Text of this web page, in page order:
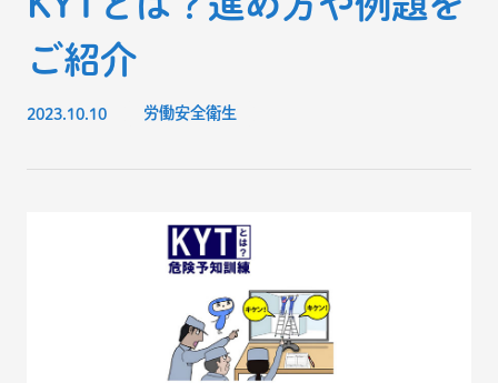
ご紹介
2023.10.10 労働安全衛生